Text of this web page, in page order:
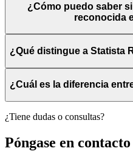
¿Cómo puedo saber
reconocida
¿Qué distingue a Statista
¿Cuál es la diferencia
¿Tiene dudas o consultas?
Póngase en